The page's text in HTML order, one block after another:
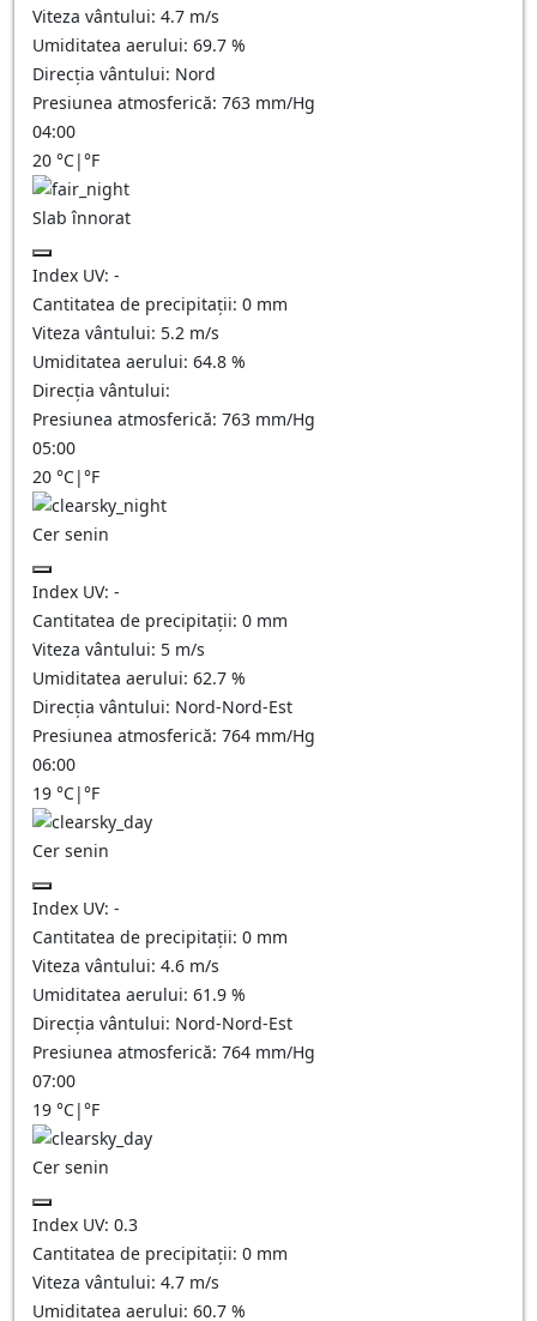
Viteza vântului: 4.7 m/s
Umiditatea aerului: 69.7 %
Direcția vântului: Nord
Presiunea atmosferică: 763 mm/Hg
04:00
20 °C|°F
Slab înnorat
Index UV: -
Cantitatea de precipitații: 0 mm
Viteza vântului: 5.2 m/s
Umiditatea aerului: 64.8 %
Direcția vântului:
Presiunea atmosferică: 763 mm/Hg
05:00
20 °C|°F
Cer senin
Index UV: -
Cantitatea de precipitații: 0 mm
Viteza vântului: 5 m/s
Umiditatea aerului: 62.7 %
Direcția vântului: Nord-Nord-Est
Presiunea atmosferică: 764 mm/Hg
06:00
19 °C|°F
Cer senin
Index UV: -
Cantitatea de precipitații: 0 mm
Viteza vântului: 4.6 m/s
Umiditatea aerului: 61.9 %
Direcția vântului: Nord-Nord-Est
Presiunea atmosferică: 764 mm/Hg
07:00
19 °C|°F
Cer senin
Index UV: 0.3
Cantitatea de precipitații: 0 mm
Viteza vântului: 4.7 m/s
Umiditatea aerului: 60.7 %